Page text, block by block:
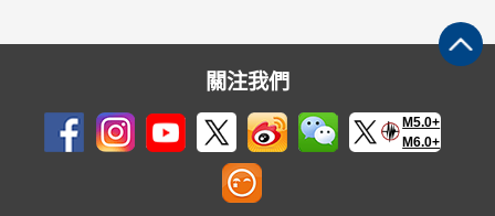
關注我們
M5.0+
M6.0+